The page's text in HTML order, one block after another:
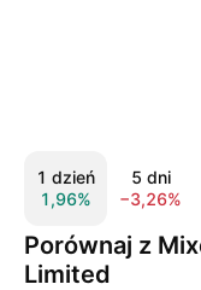
1 dzień
1,96%
5 dni
−3,26%
Porównaj z
Limited